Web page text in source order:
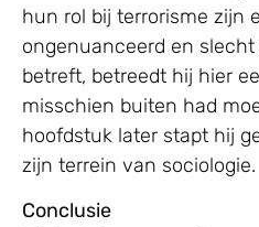
hun rol bij terrorisme zijn
ongenuanceerd en
betreft, betreedt hij hier
misschien buiten had
hoofdstuk later stapt hij
zijn terrein van sociologie.
Conclusie